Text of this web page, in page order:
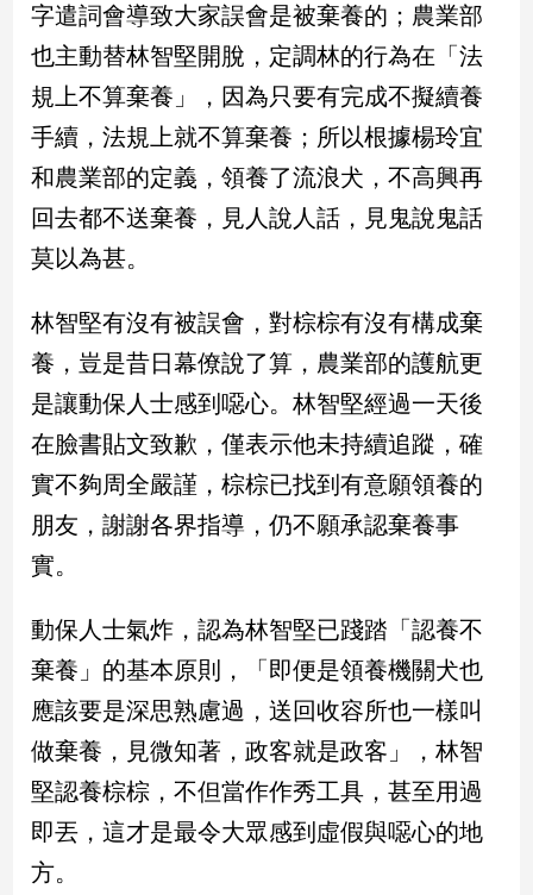
觀
點
兩
岸/
際
社
地
方
新
冠
毒
專
區
台
灣
觀
點
南
台
觀
點
字遣詞會導致大家誤會是被棄養的；農業部
也主動替林智堅開脫，定調林的行為在「法
規上不算棄養」，因為只要有完成不擬續養
手續，法規上就不算棄養；所以根據楊玲宜
和農業部的定義，領養了流浪犬，不高興再
回去都不送棄養，見人說人話，見鬼說鬼話
莫以為甚。
林智堅有沒有被誤會，對棕棕有沒有構成棄
養，豈是昔日幕僚說了算，農業部的護航更
是讓動保人士感到噁心。林智堅經過一天後
在臉書貼文致歉，僅表示他未持續追蹤，確
實不夠周全嚴謹，棕棕已找到有意願領養的
朋友，謝謝各界指導，仍不願承認棄養事
實。
動保人士氣炸，認為林智堅已踐踏「認養不
棄養」的基本原則，「即便是領養機關犬也
應該要是深思熟慮過，送回收容所也一樣叫
做棄養，見微知著，政客就是政客」，林智
堅認養棕棕，不但當作作秀工具，甚至用過
即丟，這才是最令大眾感到虛假與噁心的地
方。